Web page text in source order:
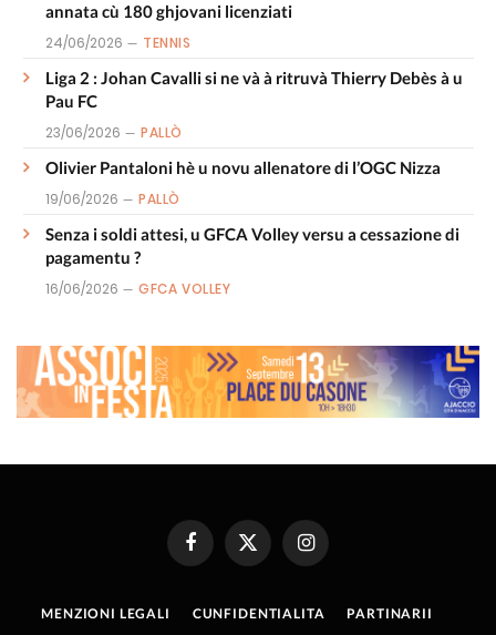
annata cù 180 ghjovani licenziati
24/06/2026 TENNIS
Liga 2 : Johan Cavalli si ne và à ritruvà Thierry Debès à u
Pau FC
23/06/2026 PALLÒ
Olivier Pantaloni hè u novu allenatore di l’OGC Nizza
19/06/2026 PALLÒ
Senza i soldi attesi, u GFCA Volley versu a cessazione di
pagamentu ?
16/06/2026 GFCA VOLLEY
FacebookX
Instagram
MENZIONI LEGALI CUNFIDENTIALITA PARTINARII